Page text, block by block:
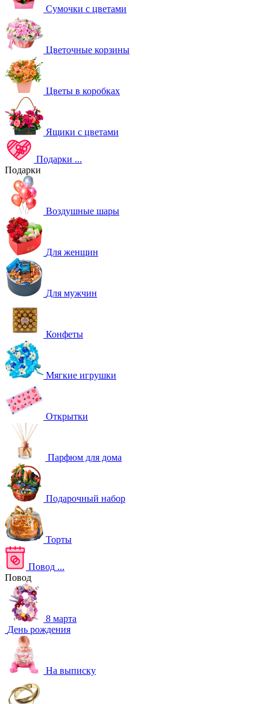
Сумочки с цветами
Цветочные корзины
Цветы в коробках
Ящики с цветами
Подарки ...
Подарки
Воздушные шары
Для женщин
Для мужчин
Конфеты
Мягкие игрушки
Открытки
Парфюм для дома
Подарочный набор
Торты
Повод ...
Повод
8 марта
День рождения
На выписку